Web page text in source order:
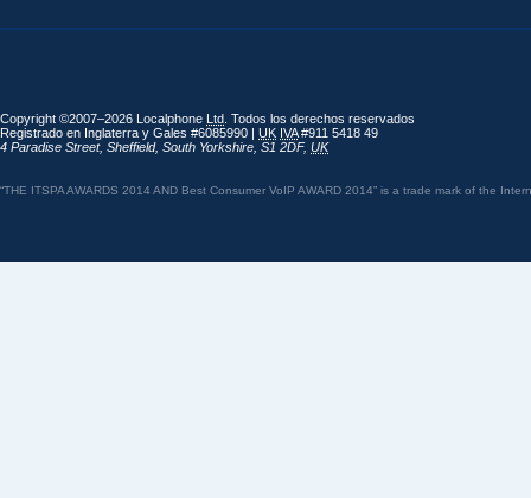
Copyright ©2007–2026 Localphone Ltd . Todos los derechos reservados
Registrado en Inglaterra y Gales #6085990 | UK IVA#911 5418 49
4 Paradise Street, Sheffield, South Yorkshire S1 2DF, UK
“THE ITSPA AWARDS 2014 AND Best Consumer VoIP AWARD 2014” is a trade mark of the